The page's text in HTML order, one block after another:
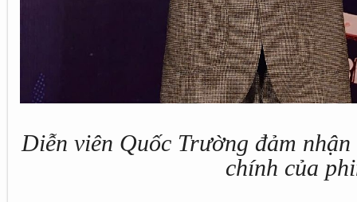
Diễn viên Quốc Trường đảm
chính của